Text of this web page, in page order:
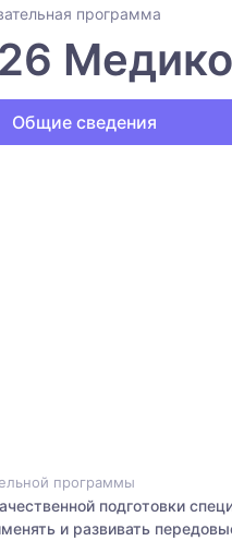
программа
Общие сведения
программы
подготовки
и развивать